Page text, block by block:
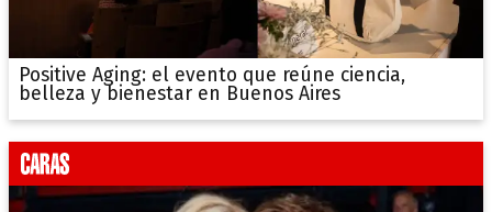
Positive Aging: el evento que reúne ciencia,
belleza y bienestar en Buenos Aires